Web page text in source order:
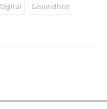
Digital Gesundheit